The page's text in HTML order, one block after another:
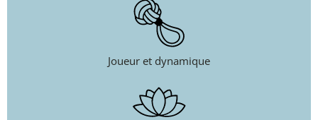
Joueur et dynamique